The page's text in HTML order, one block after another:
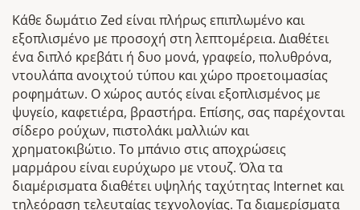
Κάθε δωμάτιο Zed είναι πλήρως επιπλωμένο και
εξοπλισμένο με προσοχή στη λεπτομέρεια. Διαθέτει
ένα διπλό κρεβάτι ή δυο μονά, γραφείο, πολυθρόνα,
ντουλάπα ανοιχτού τύπου και χώρο προετοιμασίας
ροφημάτων. O xώρος αυτός είναι εξοπλισμένος με
ψυγείο, καφετιέρα, βραστήρα. Επίσης, σας παρέχονται
σίδερο ρούχων, πιστολάκι μαλλιών και
χρηματοκιβώτιο. Το μπάνιο στις αποχρώσεις
μαρμάρου είναι ευρύχωρο με ντουζ. Όλα τα
διαμέρισματα διαθέτει υψηλής ταχύτητας Internet και
τηλεόραση τελευταίας τεχνολογίας. Τα διαμερίσματα